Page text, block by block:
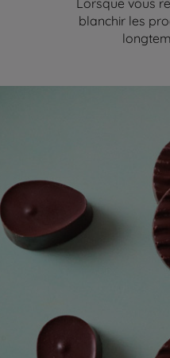
blanchir les